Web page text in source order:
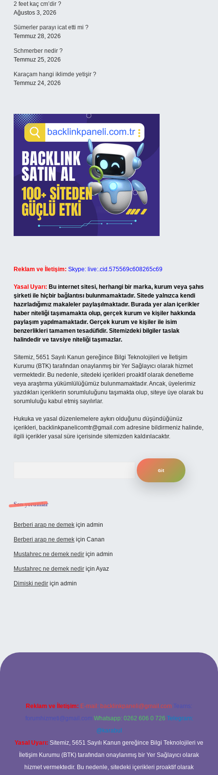
2 feet kaç cm’dir ?
Ağustos 3, 2026
Sümerler parayı icat etti mi ?
Temmuz 28, 2026
Schmerber nedir ?
Temmuz 25, 2026
Karaçam hangi iklimde yetişir ?
Temmuz 24, 2026
Reklam ve İletişim: Skype: live:.cid.575569c608265c69
Yasal Uyarı: Bu internet sitesi, herhangi bir marka, kurum veya şahıs
şirketi ile hiçbir bağlantısı bulunmamaktadır. Sitede yalnızca kendi
hazırladığımız makaleler paylaşılmaktadır. Burada yer alan içerikler
haber niteliği taşımamakta olup, gerçek kurum ve kişiler hakkında
paylaşım yapılmamaktadır. Gerçek kurum ve kişiler ile isim
benzerlikleri tamamen tesadüfidir. Sitemizdeki bilgiler taslak
halindedir ve tavsiye niteliği taşımazlar.
Sitemiz, 5651 Sayılı Kanun gereğince Bilgi Teknolojileri ve İletişim
Kurumu (BTK) tarafından onaylanmış bir Yer Sağlayıcı olarak hizmet
vermektedir. Bu nedenle, sitedeki içerikleri proaktif olarak denetleme
veya araştırma yükümlülüğümüz bulunmamaktadır. Ancak, üyelerimiz
yazdıkları içeriklerin sorumluluğunu taşımakta olup, siteye üye olarak bu
sorumluluğu kabul etmiş sayılırlar.
Hukuka ve yasal düzenlemelere aykırı olduğunu düşündüğünüz
içerikleri, backlinkpanelicomtr@gmail.com adresine bildirmeniz halinde,
ilgili içerikler yasal süre içerisinde sitemizden kaldırılacaktır.
Son yorumlar
Berberi arap ne demek için admin
Berberi arap ne demek için Canan
Mustahrec ne demek nedir için admin
Mustahrec ne demek nedir için Ayaz
Dimiski nedir için admin
Reklam ve İletişim: E-mail: backlinkpaneli@gmail.com Teams:
forumhizmeti@gmail.com Whatsapp: 0262 606 0 726 Telegram:
@karabul
Yasal Uyarı: Sitemiz, 5651 Sayılı Kanun gereğince Bilgi Teknolojileri ve
İletişim Kurumu (BTK) tarafından onaylanmış bir Yer Sağlayıcı olarak
hizmet vermektedir. Bu nedenle, sitedeki içerikleri proaktif olarak